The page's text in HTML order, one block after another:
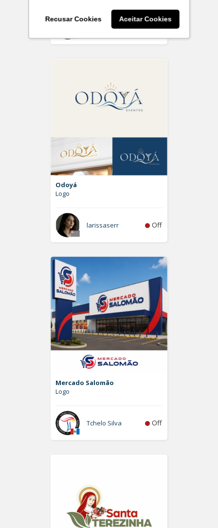
Recusar Cookies Aceitar Cookies
Grazi Delgado Off
Odoyá
Logo
larissaserr Off
Mercado Salomão
Logo
Tchelo Silva Off